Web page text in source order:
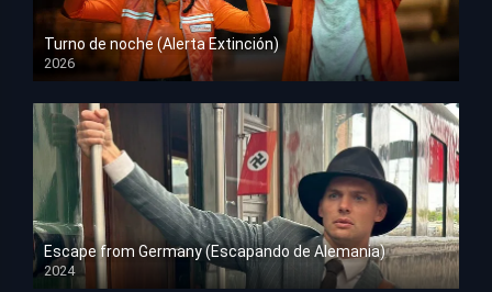
Turno de noche (Alerta Extinción)
2026
HD 1080p
Escape from Germany (Escapando de Alemania)
2024
HD 1080p